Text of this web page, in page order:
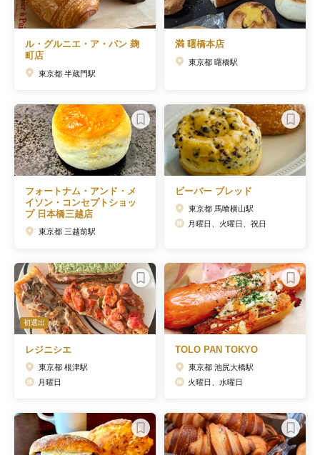
ル・グルニエ・ア・パン 麹
町店
東京都 半蔵門駅
満 曙橋本店
東京都 曙橋駅
フォートナム・アンド・メ
イソン・コンセプトショッ
プ 日本橋三越店
東京都 三越前駅
ビーバー ブレッド
東京都 馬喰横山駅
月曜日、火曜日、祝日
初選出
レジニシエ
東京都 根津駅
月曜日
TOLO PAN TOKYO
東京都 池尻大橋駅
火曜日、水曜日